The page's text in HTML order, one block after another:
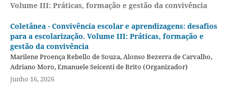
Volume III: Práticas, formação e gestão da convivência
Coletânea - Convivência escolar e aprendizagens: desafios
para a escolarização. Volume III: Práticas, formação e
gestão da convivência
Marilene Proença Rebello de Souza, Alonso Bezerra de Carvalho,
Adriano Moro, Emanuele Seicenti de Brito (Organizador)
junho 16, 2026